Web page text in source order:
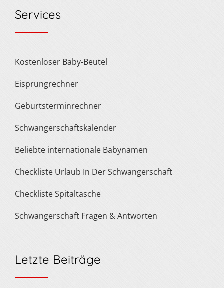
Services
Kostenloser Baby-Beutel
Eisprungrechner
Geburtsterminrechner
Schwangerschaftskalender
Beliebte internationale Babynamen
Checkliste Urlaub In Der Schwangerschaft
Checkliste Spitaltasche
Schwangerschaft Fragen & Antworten
Letzte Beiträge